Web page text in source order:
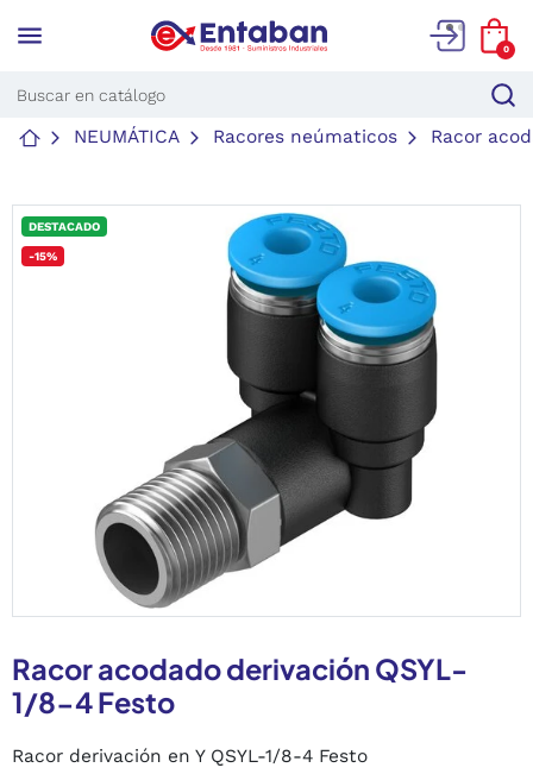
menu 0
NEUMÁTICA Racores neúmaticos Racor
DESTACADO
-15%
Racor acodado derivación QSYL-
1/8-4 Festo
Racor derivación en Y QSYL-1/8-4 Festo